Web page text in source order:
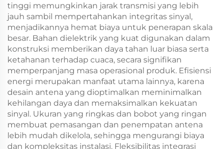
tinggi memungkinkan jarak transmisi yang lebih
jauh sambil mempertahankan integritas sinyal,
menjadikannya hemat biaya untuk penerapan skala
besar. Bahan dielektrik yang kuat digunakan dalam
konstruksi memberikan daya tahan luar biasa serta
ketahanan terhadap cuaca, secara signifikan
memperpanjang masa operasional produk. Efisiensi
energi merupakan manfaat utama lainnya, karena
desain antena yang dioptimalkan meminimalkan
kehilangan daya dan memaksimalkan kekuatan
sinyal. Ukuran yang ringkas dan bobot yang ringan
membuat pemasangan dan penempatan antena
lebih mudah dikelola, sehingga mengurangi biaya
dan kompleksitas instalasi. Fleksibilitas integrasi